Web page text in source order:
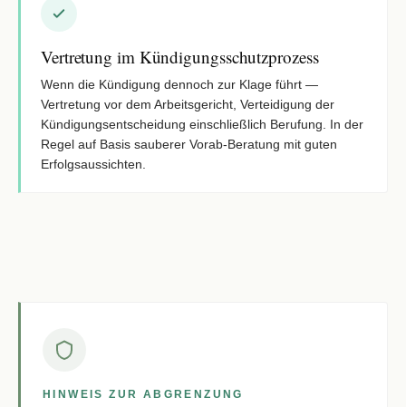
Vertretung im Kündigungsschutzprozess
Wenn die Kündigung dennoch zur Klage führt —
Vertretung vor dem Arbeitsgericht, Verteidigung der
Kündigungsentscheidung einschließlich Berufung. In der
Regel auf Basis sauberer Vorab-Beratung mit guten
Erfolgsaussichten.
HINWEIS ZUR ABGRENZUNG